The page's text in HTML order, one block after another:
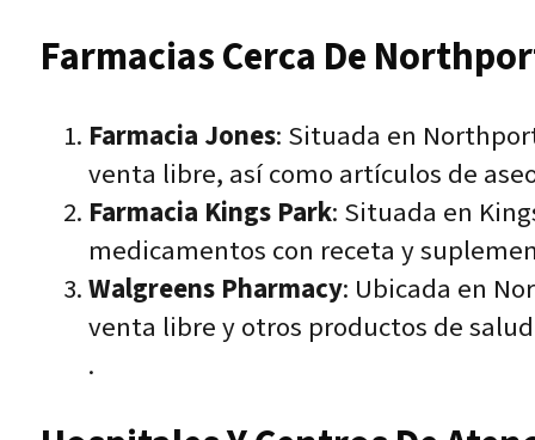
Farmacias Cerca De
Farmacia Jones: Situada en
venta libre, así como artículos de
Farmacia Kings Park: Situada en
medicamentos con receta y
Walgreens Pharmacy: Ubicada en
venta libre y otros productos de salud
.